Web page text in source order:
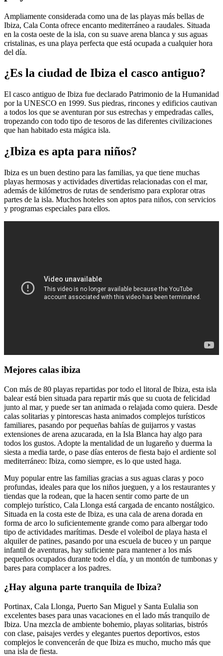
Ampliamente considerada como una de las playas más bellas de
Ibiza, Cala Conta ofrece encanto mediterráneo a raudales. Situada
en la costa oeste de la isla, con su suave arena blanca y sus aguas
cristalinas, es una playa perfecta que está ocupada a cualquier hora
del día.
¿Es la ciudad de Ibiza el casco antiguo?
El casco antiguo de Ibiza fue declarado Patrimonio de la Humanidad
por la UNESCO en 1999. Sus piedras, rincones y edificios cautivan
a todos los que se aventuran por sus estrechas y empedradas calles,
tropezando con todo tipo de tesoros de las diferentes civilizaciones
que han habitado esta mágica isla.
¿Ibiza es apta para niños?
Ibiza es un buen destino para las familias, ya que tiene muchas
playas hermosas y actividades divertidas relacionadas con el mar,
además de kilómetros de rutas de senderismo para explorar otras
partes de la isla. Muchos hoteles son aptos para niños, con servicios
y programas especiales para ellos.
Mejores calas ibiza
Con más de 80 playas repartidas por todo el litoral de Ibiza, esta isla
balear está bien situada para repartir más que su cuota de felicidad
junto al mar, y puede ser tan animada o relajada como quiera. Desde
calas solitarias y pintorescas hasta animados complejos turísticos
familiares, pasando por pequeñas bahías de guijarros y vastas
extensiones de arena azucarada, en la Isla Blanca hay algo para
todos los gustos. Adopte la mentalidad de un lugareño y duerma la
siesta a media tarde, o pase días enteros de fiesta bajo el ardiente sol
mediterráneo: Ibiza, como siempre, es lo que usted haga.
Muy popular entre las familias gracias a sus aguas claras y poco
profundas, ideales para que los niños jueguen, y a los restaurantes y
tiendas que la rodean, que la hacen sentir como parte de un
complejo turístico, Cala Llonga está cargada de encanto nostálgico.
Situada en la costa este de Ibiza, es una cala de arena dorada en
forma de arco lo suficientemente grande como para albergar todo
tipo de actividades marítimas. Desde el voleibol de playa hasta el
alquiler de patines, pasando por una escuela de buceo y un parque
infantil de aventuras, hay suficiente para mantener a los más
pequeños ocupados durante todo el día, y un montón de tumbonas y
bares para complacer a los padres.
¿Hay alguna parte tranquila de Ibiza?
Portinax, Cala Llonga, Puerto San Miguel y Santa Eulalia son
excelentes bases para unas vacaciones en el lado más tranquilo de
Ibiza. Una mezcla de ambiente bohemio, playas solitarias, bistrós
con clase, paisajes verdes y elegantes puertos deportivos, estos
complejos le convencerán de que Ibiza es mucho, mucho más que
una isla de fiesta.